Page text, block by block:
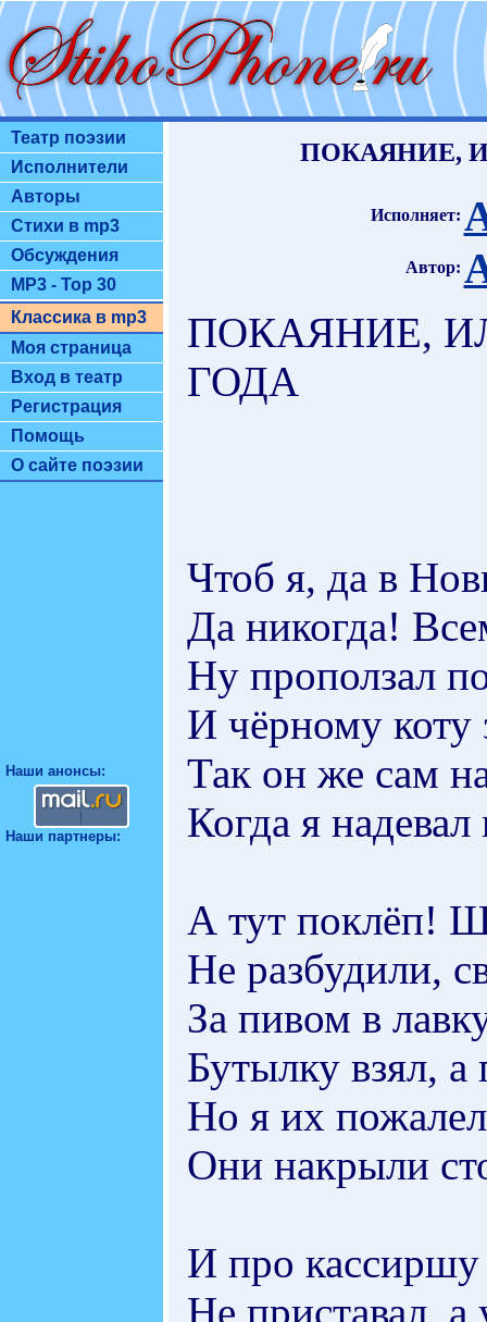
Театр поэзии
Исполнители
Авторы
Стихи в mp3
Обсуждения
MP3 - Top 30
Классика в mp3
Моя страница
Вход в театр
Регистрация
Помощь
О сайте поэзии
Наши анонсы:
Наши партнеры:
ПОКАЯНИЕ,
Исполняет:
Автор:
ПОКАЯНИЕ,
ГОДА
Чтоб я, да в
Да никогда!
Ну проползал
И чёрному коту
Так он же сам
Когда я
А тут поклёп!
Не разбудили,
За пивом в
Бутылку взял,
Но я их
Они накрыли
И про
Не приставал, а